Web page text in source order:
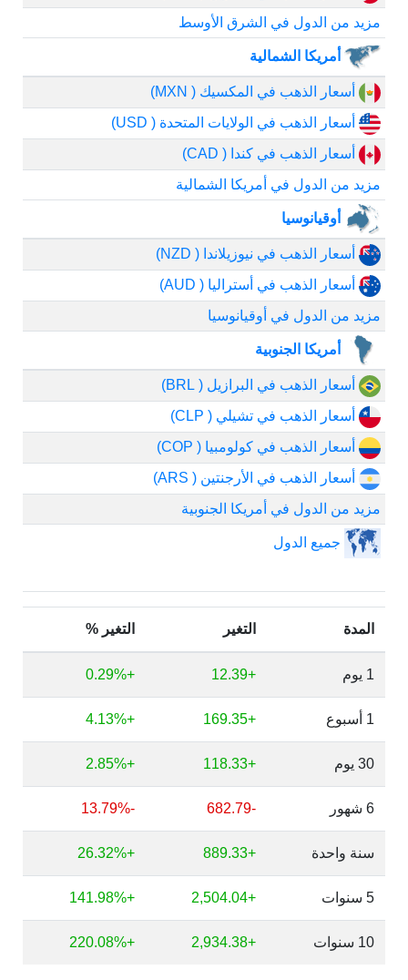
مزيد من الدول في الشرق الأوسط
أمريكا الشمالية
أسعار الذهب في المكسيك ( MXN)
أسعار الذهب في الولايات المتحدة ( USD)
أسعار الذهب في كندا ( CAD)
مزيد من الدول في أمريكا الشمالية
أوقيانوسيا
أسعار الذهب في نيوزيلاندا ( NZD)
أسعار الذهب في أستراليا ( AUD)
مزيد من الدول في أوقيانوسيا
أمريكا الجنوبية
أسعار الذهب في البرازيل ( BRL)
أسعار الذهب في تشيلي ( CLP)
أسعار الذهب في كولومبيا ( COP)
أسعار الذهب في الأرجنتين ( ARS)
مزيد من الدول في أمريكا الجنوبية
جميع الدول
المدة التغير التغير %
1 يوم +12.39
+0.29%
1 أسبوع +169.35
+4.13%
30 يوم +118.33
+2.85%
6 شهور -682.79
-13.79%
سنة واحدة +889.33
+26.32%
5 سنوات +2,504.04
+141.98%
10 سنوات +2,934.38
+220.08%